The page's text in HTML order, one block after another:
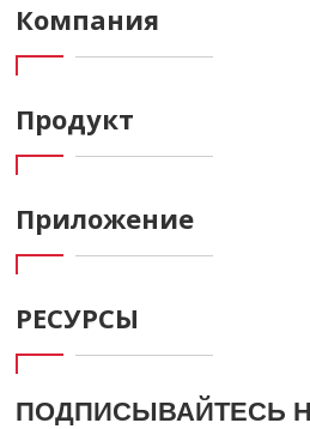
Компания
Продукт
Приложение
РЕСУРСЫ
ПОДПИСЫВАЙТЕСЬ